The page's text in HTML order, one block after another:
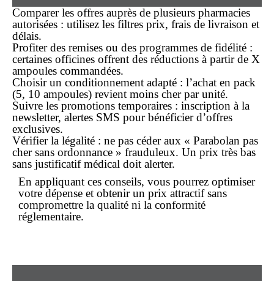
Comparer les offres auprès de plusieurs pharmacies
autorisées : utilisez les filtres prix, frais de livraison et
délais.
Profiter des remises ou des programmes de fidélité :
certaines officines offrent des réductions à partir de X
ampoules commandées.
Choisir un conditionnement adapté : l’achat en pack
(5, 10 ampoules) revient moins cherpar unité.
Suivre les promotions temporaires : inscription à la
newsletter, alertes SMS pour bénéficier d’offres
exclusives.
Vérifier la légalité : ne pas céder aux « Parabolan pas
cher sans ordonnance » frauduleux. Un prix très bas
sans justificatif médical doit alerter.
En appliquant ces conseils, vous pourrez optimiser
votre dépense et obtenir un prix attractif sans
compromettre la qualité ni la conformité
réglementaire.